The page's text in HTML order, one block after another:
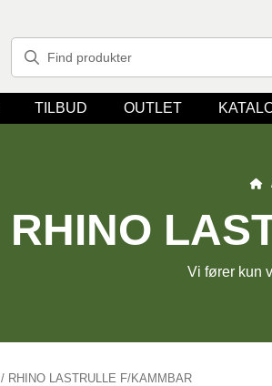
TILBUD OUTLET
RHINO
Vi fører kun
/ RHINO LASTRULLE F/KAMMBAR